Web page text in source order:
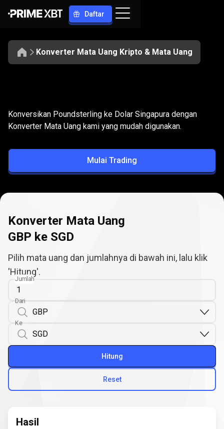
Daftar
Konverter Mata Uang Kripto & Mata Uang
GBP
ke
SGD
Konversikan GBP ke SGD
Konversikan Poundsterling ke Dolar Singapura dengan
Konverter Mata Uang kami yang mudah digunakan.
Mulai Trading
Konverter Mata Uang
GBP ke SGD
Pilih mata uang dan jumlahnya di bawah ini, lalu klik
'Hitung'.
Jumlah
Dari
Ke
Reset
Hitung
Hasil